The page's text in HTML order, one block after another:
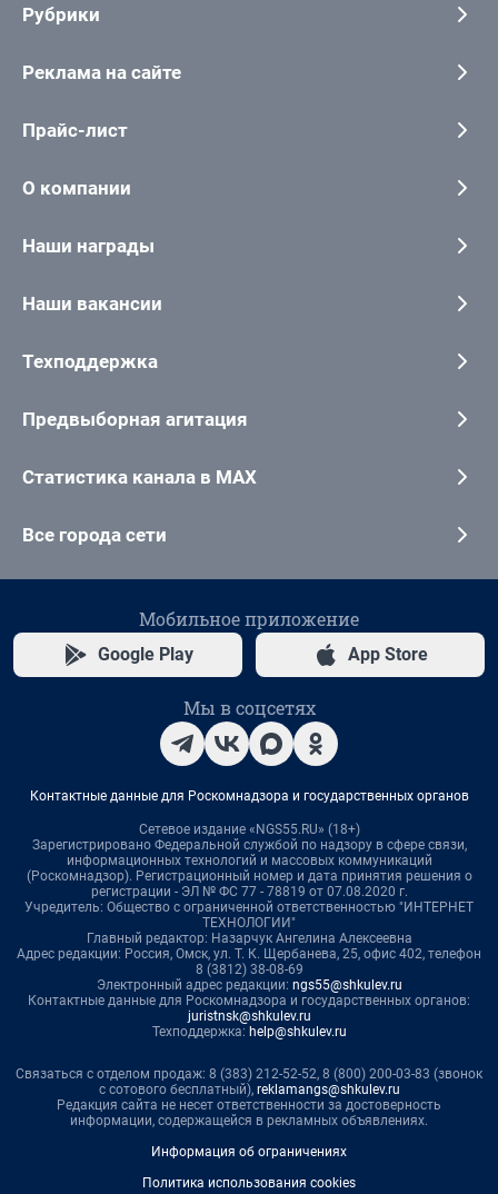
Рубрики
Реклама на сайте
Прайс-лист
О компании
Наши награды
Наши вакансии
Техподдержка
Предвыборная агитация
Статистика канала в MAX
Все города сети
Мобильное приложение
Google Play App Store
Мы в соцсетях
Контактные данные для Роскомнадзора и государственных органов
Сетевое издание «NGS55.RU» (18+)
Зарегистрировано Федеральной службой по надзору в сфере связи,
информационных технологий и массовых коммуникаций
(Роскомнадзор). Регистрационный номер и дата принятия решения о
регистрации - ЭЛ № ФС 77 - 78819 от 07.08.2020 г.
Учредитель: Общество с ограниченной ответственностью "ИНТЕРНЕТ
ТЕХНОЛОГИИ"
Главный редактор: Назарчук Ангелина Алексеевна
Адрес редакции: Россия, Омск, ул. Т. К. Щербанева, 25, офис 402, телефон
8 (3812) 38-08-69
Электронный адрес редакции: ngs55@shkulev.ru
Контактные данные для Роскомнадзора и государственных органов:
juristnsk@shkulev.ru
Техподдержка: help@shkulev.ru
Связаться с отделом продаж: 8 (383) 212-52-52, 8 (800) 200-03-83 (звонок
с сотового бесплатный), reklamangs@shkulev.ru
Редакция сайта не несет ответственности за достоверность
информации, содержащейся в рекламных объявлениях.
Информация об ограничениях
Политика использования cookies